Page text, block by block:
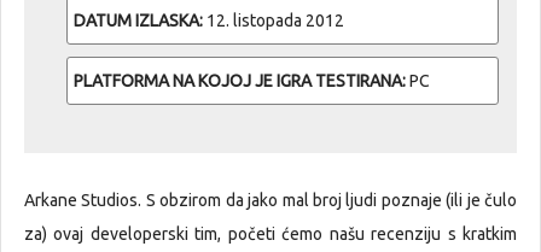
DATUM IZLASKA: 12. listopada 2012
PLATFORMA NA KOJOJ JE IGRA TESTIRANA:PC
Arkane Studios. S obzirom da jako mal broj ljudi poznaje (ili je čulo
za) ovaj developerski tim, početi ćemo našu recenziju s kratkim